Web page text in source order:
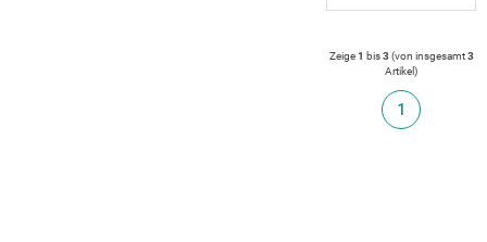
Zeige1 bis3(von insgesamt3
Artikel)
1